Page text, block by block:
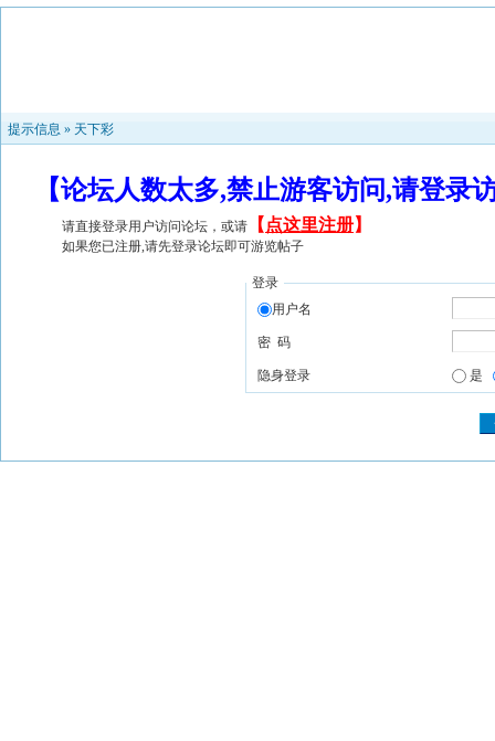
提示信息 » 天下彩
【论坛人数太多,禁止游客访问,请登
请直接登录用户访问论坛，或请 【 点这里注册】
如果您已注册,请先登录论坛即可游览帖子
登录
用户名
密 码
隐身登录 是